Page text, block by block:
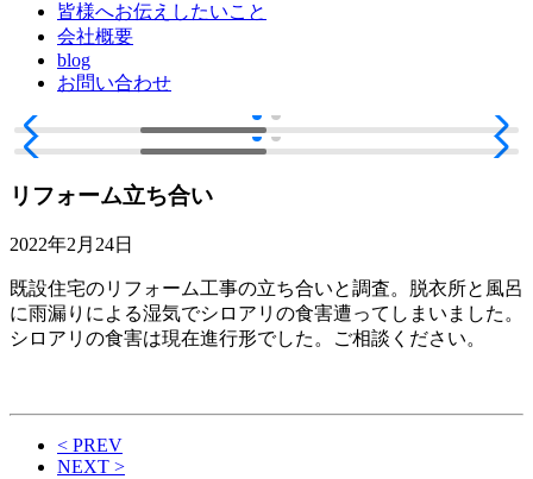
皆様へお伝えしたいこと
会社概要
blog
お問い合わせ
リフォーム立ち合い
2022年2月24日
既設住宅のリフォーム工事の立ち合いと調査。脱衣所と風呂
に雨漏りによる湿気でシロアリの食害遭ってしまいました。
シロアリの食害は現在進行形でした。ご相談ください。
< PREV
NEXT >